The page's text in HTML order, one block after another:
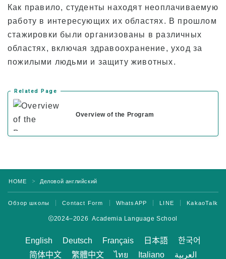
Как правило, студенты находят неоплачиваемую
работу в интересующих их областях. В прошлом
стажировки были организованы в различных
областях, включая здравоохранение, уход за
пожилыми людьми и защиту животных.
Related Page
Overview of the Program
HOME ＞ Деловой английский
Обзор школы Contact Form WhatsAPP LINE KakaoTalk
2024–2026 Academia Language School
English Deutsch Français 日本語
한국어
简体中文
繁體中文 ไทย Italiano العربية